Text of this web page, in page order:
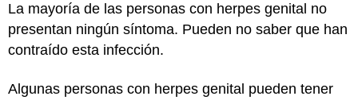
La mayoría de las personas con herpes genital no
presentan ningún síntoma. Pueden no saber que han
contraído esta infección.
Algunas personas con herpes genital pueden tener